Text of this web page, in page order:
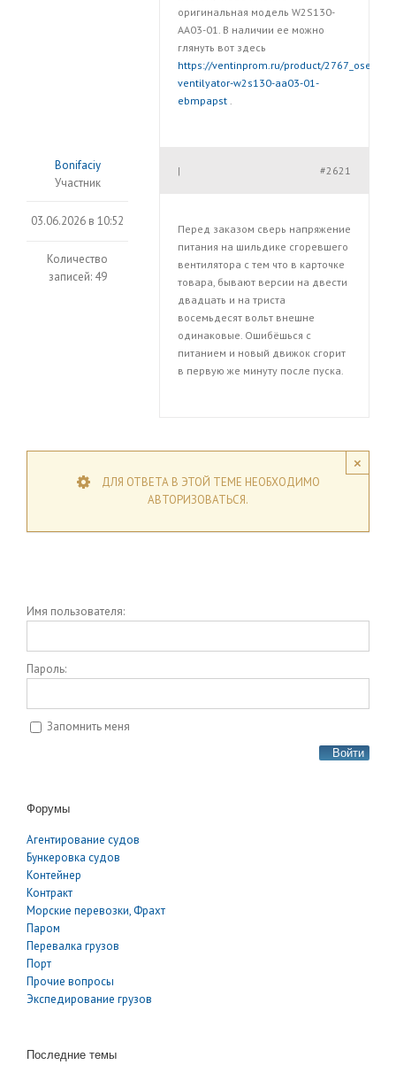
оригинальная модель W2S130-
AA03-01. В наличии ее можно
глянуть вот здесь
https://ventinprom.ru/product/2767_osevoy-
ventilyator-w2s130-aa03-01-
ebmpapst .
Bonifaciy
Участник
03.06.2026 в 10:52
Количество
записей: 49
#2621
|
Перед заказом сверь напряжение
питания на шильдике сгоревшего
вентилятора с тем что в карточке
товара, бывают версии на двести
двадцать и на триста
восемьдесят вольт внешне
одинаковые. Ошибёшься с
питанием и новый движок сгорит
в первую же минуту после пуска.
×
ДЛЯ ОТВЕТА В ЭТОЙ ТЕМЕ НЕОБХОДИМО
АВТОРИЗОВАТЬСЯ.
Имя пользователя:
Пароль:
Запомнить меня
Войти
Форумы
Агентирование судов
Бункеровка судов
Контейнер
Контракт
Морские перевозки, Фрахт
Паром
Перевалка грузов
Порт
Прочие вопросы
Экспедирование грузов
Последние темы